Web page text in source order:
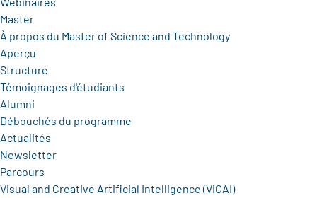
Master
À propos du Master of Science and Technology
Aperçu
Structure
Témoignages d'étudiants
Alumni
Débouchés du programme
Actualités
Newsletter
Parcours
Visual and Creative Artificial Intelligence (ViCAI)